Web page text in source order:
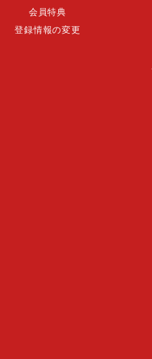
会員特典
登録情報の変更